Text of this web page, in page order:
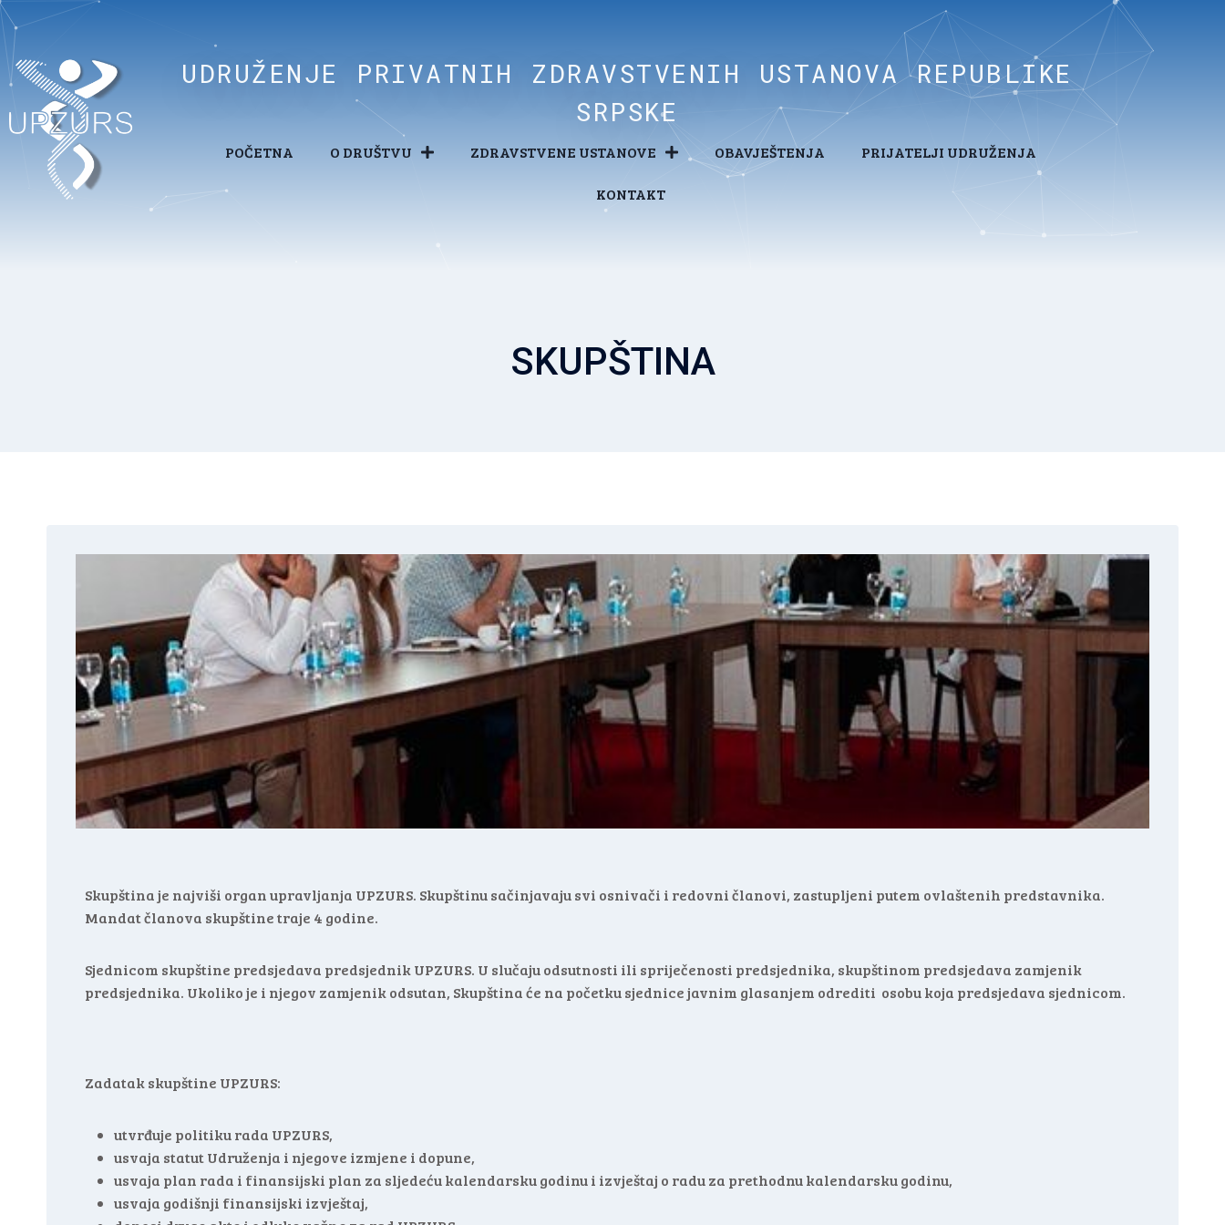
UDRUŽENJE PRIVATNIH ZDRAVSTVENIH USTANOVA REPUBLIKE
SRPSKE
POČETNA O DRUŠTVU ZDRAVSTVENE USTANOVE OBAVJEŠTENJA PRIJATELJI UDRUŽENJA
KONTAKT
SKUPŠTINA
Skupština je najviši organ upravljanja UPZURS. Skupštinu sačinjavaju svi osnivači i redovni članovi, zastupljeni putem ovlaštenih predstavnika.
Mandat članova skupštine traje 4 godine.
Sjednicom skupštine predsjedava predsjednik UPZURS. U slučaju odsutnosti ili spriječenosti predsjednika, skupštinom predsjedava zamjenik
predsjednika. Ukoliko je i njegov zamjenik odsutan, Skupština će na početku sjednice javnim glasanjem odrediti osobu koja predsjedava sjednicom.
Zadatak skupštine UPZURS:
utvrđuje politiku rada UPZURS,
usvaja statut Udruženja i njegove izmjene i dopune,
usvaja plan rada i finansijski plan za sljedeću kalendarsku godinu i izvještaj o radu za prethodnu kalendarsku godinu,
usvaja godišnji finansijski izvještaj,